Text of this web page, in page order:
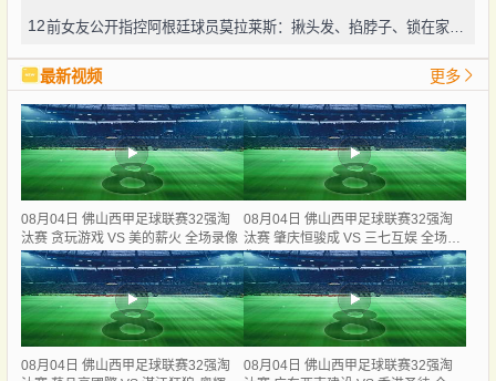
12
最新视频 更多
08月04日 佛山西甲足球联赛32强淘
汰赛 贪玩游戏 VS 美的薪火 全场录像
08月04日 佛山西甲足球联赛32强淘
汰赛 肇庆恒骏成 VS 三七互娱 全场录
像
08月04日 佛山西甲足球联赛32强淘
08月04日 佛山西甲足球联赛32强淘